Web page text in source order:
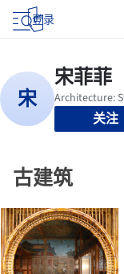
登录
关注
古建筑